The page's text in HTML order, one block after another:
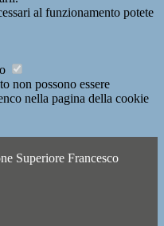
al funzionamento potete
non possono essere
nella pagina della cookie
Superiore Francesco